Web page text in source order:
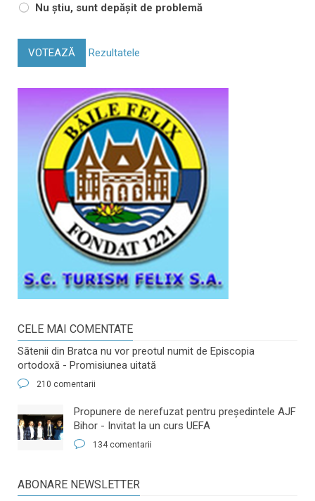
Nu știu, sunt depășit de problemă
VOTEAZĂ Rezultatele
CELE MAI COMENTATE
Sătenii din Bratca nu vor preotul numit de Episcopia
ortodoxă - Promisiunea uitată
210 comentarii
​Propunere de nerefuzat pentru preşedintele AJF
Bihor - Invitat la un curs UEFA
134 comentarii
ABONARE NEWSLETTER